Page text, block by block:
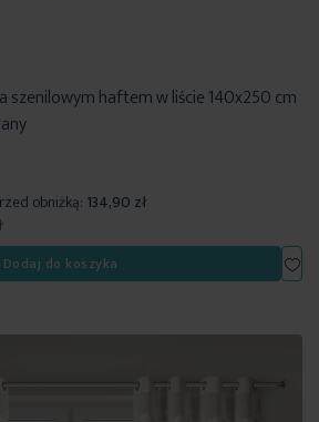
szenilowym haftem w liście 140x250 cm
obniżką: 134,90 zł
Dodaj do koszyka